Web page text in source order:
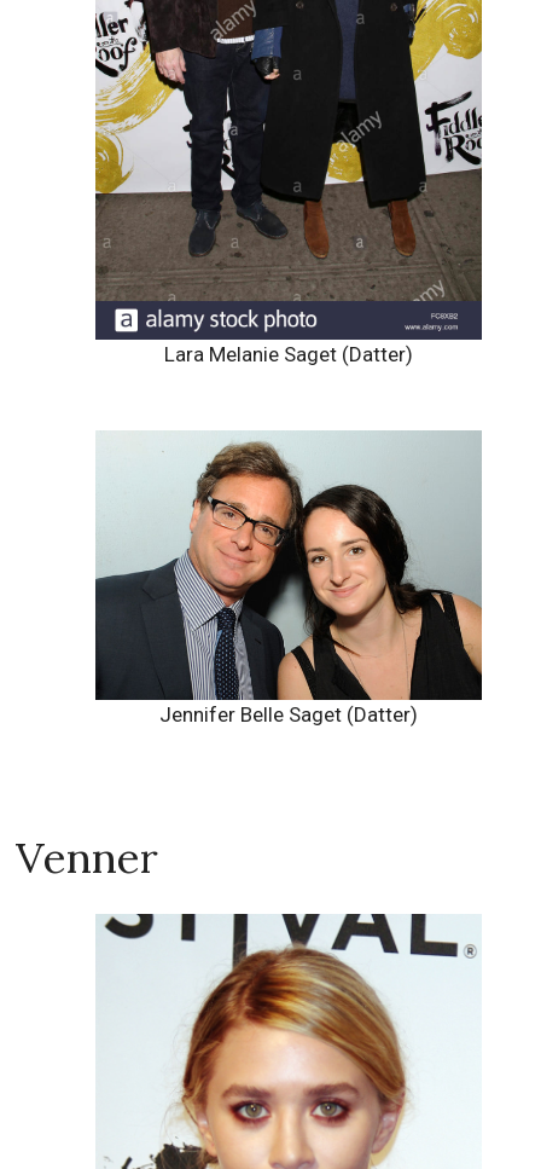
Lara Melanie Saget (Datter)
Jennifer Belle Saget (Datter)
Venner